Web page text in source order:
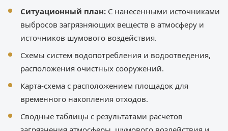
Ситуационный план: С нанесенными источниками
выбросов загрязняющих веществ в атмосферу и
источников шумового воздействия.
Схемы систем водопотребления и водоотведения,
расположения очистных сооружений.
Карта-схема с расположением площадок для
временного накопления отходов.
Сводные таблицы с результатами расчетов